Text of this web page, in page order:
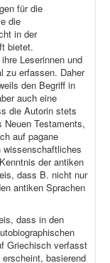
für die
die
in der
bietet.
Leserinnen und
zu erfassen. Daher
den Begriff in
auch eine
die Autorin stets
Testaments,
auf pagane
wissenschaftliches
der antiken
dass B. nicht nur
antiken Sprachen
dass in den
Griechisch verfasst
basierend